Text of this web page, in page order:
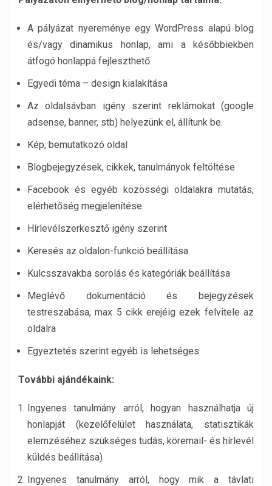
A pályázat nyereménye egy WordPress alapú blog
és/vagy dinamikus honlap, ami a későbbiekben
átfogó honlappá fejleszthető.
Egyedi téma – design kialakítása
Az oldalsávban igény szerint reklámokat (google
adsense, banner, stb) helyezünk el, állítunk be.
Kép, bemutatkozó oldal
Blogbejegyzések, cikkek, tanulmányok feltöltése
Facebook és egyéb közösségi oldalakra mutatás,
elérhetőség megjelenítése
Hírlevélszerkesztő igény szerint
Keresés az oldalon-funkció beállítása
Kulcsszavakba sorolás és kategóriák beállítása
Meglévő dokumentáció és bejegyzések
testreszabása, max 5 cikk erejéig ezek felvitele az
oldalra
Egyeztetés szerint egyéb is lehetséges
További ajándékaink:
Ingyenes tanulmány arról, hogyan használhatja új
honlapját (kezelőfelület használata, statisztikák
elemzéséhez szükséges tudás, köremail- és hírlevél
küldés beállítása)
Ingyenes tanulmány arról, hogy mik a távlati